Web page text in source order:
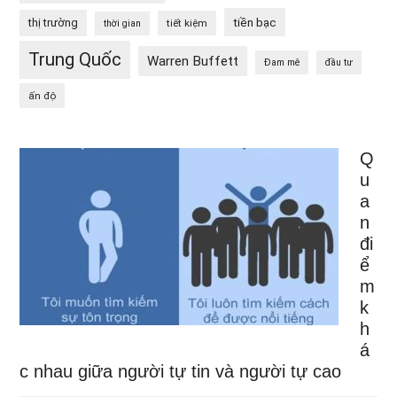
thị trường thời gian tiết kiệm tiền bạc
Trung Quốc Warren Buffett Đam mê đầu tư
ấn độ
Q
u
a
n
đi
ể
m
k
h
á
c nhau giữa người tự tin và người tự cao